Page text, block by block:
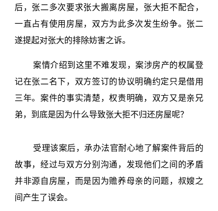
后，张二多次要求张大搬离房屋，张大拒不配合，
一直占有使用房屋，双方为此多次发生纷争。张二
遂提起对张大的排除妨害之诉。
案情介绍到这里不难发现，案涉房产的权属登
记在张二名下，双方签订的协议明确约定只是借用
三年。案件的事实清楚，权责明确，双方又是亲兄
弟，到底是因为什么导致张大拒不归还房屋呢？
受理该案后，承办法官耐心地了解案件背后的
故事，经过与双方分别沟通，发现他们之间的矛盾
并非源自房屋，而是因为赡养母亲的问题，叔嫂之
间产生了误会。